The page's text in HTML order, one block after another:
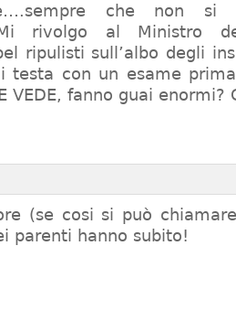
che non
rivolgo al Ministro
ripulisti sull’albo degli
testa con un esame
VEDE, fanno guai enormi?
(se cosi si può
parenti hanno subito!